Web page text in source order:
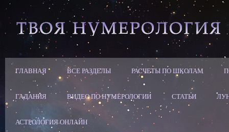
ГЛАВНАЯ ВСЕ РАЗДЕЛЫ РАСЧЕТЫ ПО ШКОЛАМ
ГАДАНИЯ ВИДЕО ПО НУМЕРОЛОГИИ СТАТЬИ
АСТРОЛОГИЯ ОНЛАЙН